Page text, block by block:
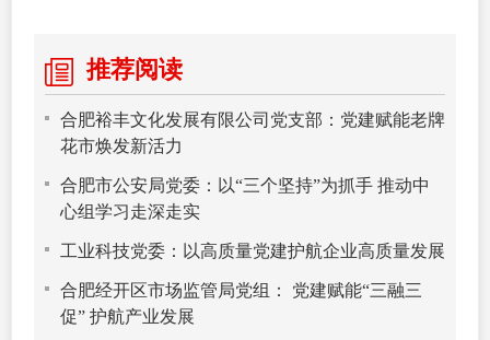
推荐阅读
合肥裕丰文化发展有限公司党支部：党建赋能老牌
花市焕发新活力
合肥市公安局党委：以“三个坚持”为抓手 推动中
心组学习走深走实
工业科技党委：以高质量党建护航企业高质量发展
合肥经开区市场监管局党组： 党建赋能“三融三
促” 护航产业发展